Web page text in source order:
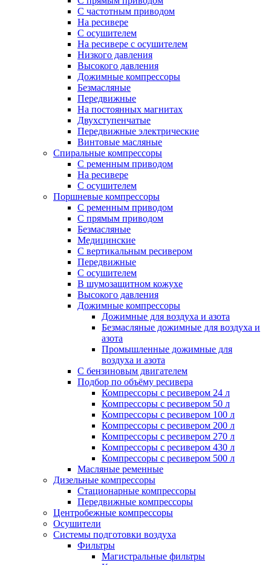
С частотным приводом
На ресивере
С осушителем
На ресивере с осушителем
Низкого давления
Высокого давления
Дожимные компрессоры
Безмасляные
Передвижные
На постоянных магнитах
Двухступенчатые
Передвижные электрические
Винтовые масляные
Спиральные компрессоры
С ременным приводом
На ресивере
С осушителем
Поршневые компрессоры
С ременным приводом
С прямым приводом
Безмасляные
Медицинские
С вертикальным ресивером
Передвижные
С осушителем
В шумозащитном кожухе
Высокого давления
Дожимные компрессоры
Дожимные для воздуха и азота
Безмасляные дожимные для воздуха и
азота
Промышленные дожимные для
воздуха и азота
С бензиновым двигателем
Подбор по объёму ресивера
Компрессоры с ресивером 24 л
Компрессоры с ресивером 50 л
Компрессоры с ресивером 100 л
Компрессоры с ресивером 200 л
Компрессоры с ресивером 270 л
Компрессоры с ресивером 430 л
Компрессоры с ресивером 500 л
Масляные ременные
Дизельные компрессоры
Стационарные компрессоры
Передвижные компрессоры
Центробежные компрессоры
Осушители
Системы подготовки воздуха
Фильтры
Магистральные фильтры